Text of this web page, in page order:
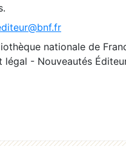
nationale de
- Nouveautés